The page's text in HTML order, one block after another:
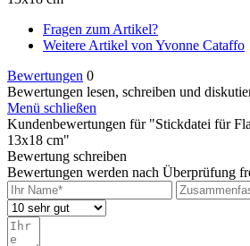
Fragen zum Artikel?
Weitere Artikel von Yvonne Cataffo
Bewertungen 0
Bewertungen lesen, schreiben und
Menü schließen
Kundenbewertungen für "Stickdatei für
13x18 cm"
Bewertung schreiben
Bewertungen werden nach Überprüfung